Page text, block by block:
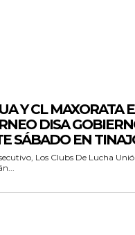
Y CL MAXORATA
DISA
SÁBADO EN
Los Clubs De Lucha